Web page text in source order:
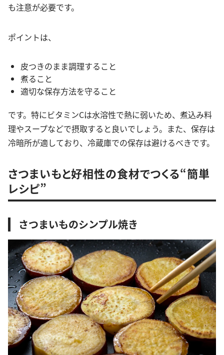
も注意が必要です。
ポイントは、
皮つきのまま調理すること
煮ること
適切な保存方法を守ること
です。特にビタミンCは水溶性で熱に弱いため、煮込み料
理やスープなどで摂取すると良いでしょう。また、保存は
冷暗所が適しており、冷蔵庫での保存は避けるべきです。
さつまいもと好相性の食材でつくる“簡単
レシピ”
さつまいものシンプル焼き